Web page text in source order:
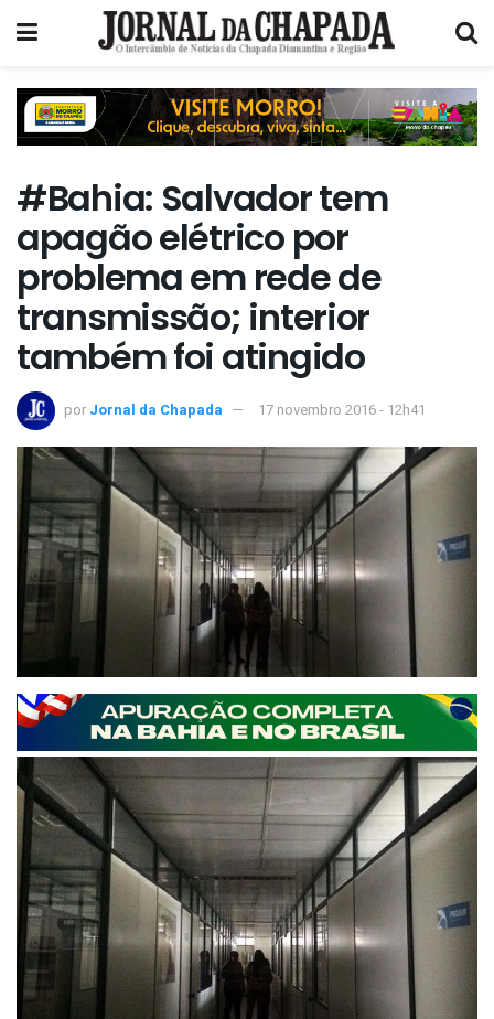
#Bahia: Salvador tem
apagão elétrico por
problema em rede de
transmissão; interior
também foi atingido
por Jornal da Chapada 17 novembro 2016 - 12h41